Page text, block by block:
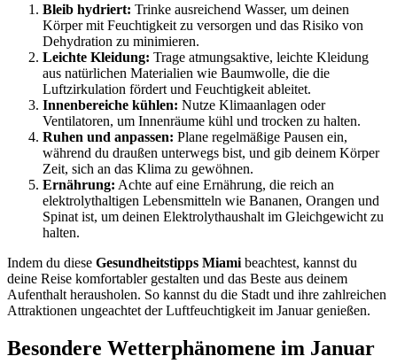
Bleib hydriert: Trinke ausreichend Wasser, um deinen
Körper mit Feuchtigkeit zu versorgen und das Risiko von
Dehydration zu minimieren.
Leichte Kleidung: Trage atmungsaktive, leichte Kleidung
aus natürlichen Materialien wie Baumwolle, die die
Luftzirkulation fördert und Feuchtigkeit ableitet.
Innenbereiche kühlen: Nutze Klimaanlagen oder
Ventilatoren, um Innenräume kühl und trocken zu halten.
Ruhen und anpassen: Plane regelmäßige Pausen ein,
während du draußen unterwegs bist, und gib deinem Körper
Zeit, sich an das Klima zu gewöhnen.
Ernährung: Achte auf eine Ernährung, die reich an
elektrolythaltigen Lebensmitteln wie Bananen, Orangen und
Spinat ist, um deinen Elektrolythaushalt im Gleichgewicht zu
halten.
Indem du diese Gesundheitstipps Miami beachtest, kannst du
deine Reise komfortabler gestalten und das Beste aus deinem
Aufenthalt herausholen. So kannst du die Stadt und ihre zahlreichen
Attraktionen ungeachtet der Luftfeuchtigkeit im Januar genießen.
Besondere Wetterphänomene im Januar